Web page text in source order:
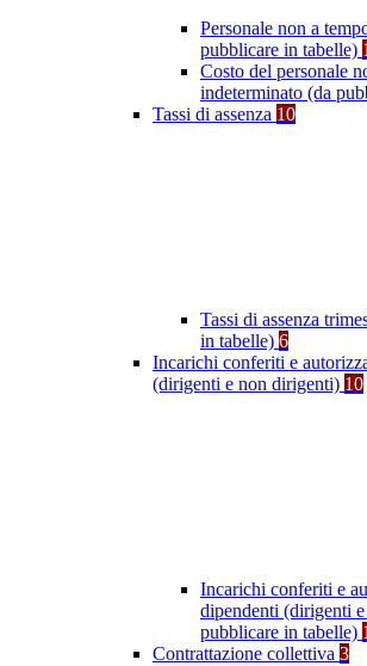
Personale non a
pubblicare in tabelle)
Costo del personale
indeterminato (da
Tassi di assenza 10
Tassi di assenza
in tabelle) 6
Incarichi conferiti e
(dirigenti e non dirigenti) 10
Incarichi conferiti e
dipendenti (dirigenti
pubblicare in tabelle)
Contrattazione collettiva 3